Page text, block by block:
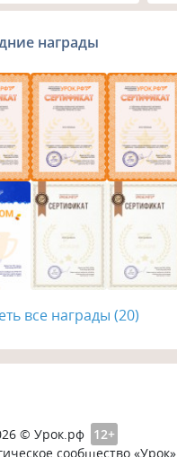
награды
все награды (20)
© Урок.рф 12+
сообщество «Урок»